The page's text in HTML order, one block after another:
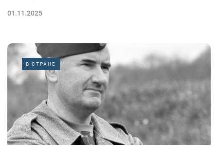
01.11.2025
В СТРАНЕ